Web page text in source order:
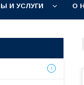
И УСЛУГИ О